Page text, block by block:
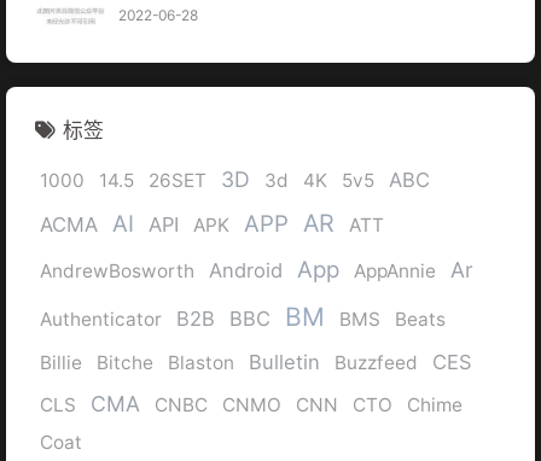
2022-06-28
标签
1000 14.5 26SET 3D 3d 4K 5v5
ABC
ACMA AI API APK APP AR
ATT
AndrewBosworth
Android App AppAnnie Ar
Authenticator B2B BBC BM BMS
Beats
Billie
Bitche Blaston Bulletin Buzzfeed CES
CLS CMA CNBC CNMO CNN CTO
Chime
Coat